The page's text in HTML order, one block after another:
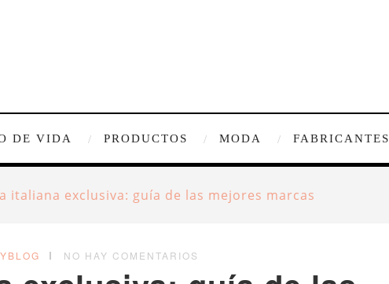
DE VIDA PRODUCTOS MODA FABRICANTES
italiana exclusiva: guía de las mejores marcas
NO HAY COMENTARIOS